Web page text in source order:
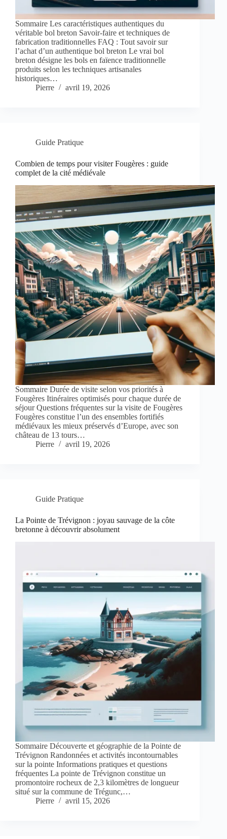
Sommaire Les caractéristiques authentiques du
véritable bol breton Savoir-faire et techniques de
fabrication traditionnelles FAQ : Tout savoir sur
l’achat d’un authentique bol breton Le vrai bol
breton désigne les bols en faïence traditionnelle
produits selon les techniques artisanales
historiques…
Pierre
avril 19, 2026
Guide Pratique
Combien de temps pour visiter Fougères : guide
complet de la cité médiévale
Sommaire Durée de visite selon vos priorités à
Fougères Itinéraires optimisés pour chaque durée de
séjour Questions fréquentes sur la visite de Fougères
Fougères constitue l’un des ensembles fortifiés
médiévaux les mieux préservés d’Europe, avec son
château de 13 tours…
Pierre
avril 19, 2026
Guide Pratique
La Pointe de Trévignon : joyau sauvage de la côte
bretonne à découvrir absolument
Sommaire Découverte et géographie de la Pointe de
Trévignon Randonnées et activités incontournables
sur la pointe Informations pratiques et questions
fréquentes La pointe de Trévignon constitue un
promontoire rocheux de 2,3 kilomètres de longueur
situé sur la commune de Trégunc,…
Pierre
avril 15, 2026